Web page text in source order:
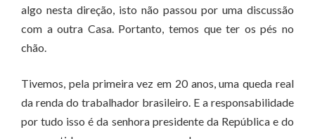
algo nesta direção, isto não passou por uma discussão
com a outra Casa. Portanto, temos que ter os pés no
chão.
Tivemos, pela primeira vez em 20 anos, uma queda real
da renda do trabalhador brasileiro. E a responsabilidade
por tudo isso é da senhora presidente da República e do